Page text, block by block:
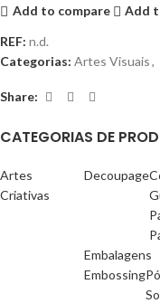
Add to compare
Add
REF: n.d.
Categorias: Artes Visuais,
Share:
CATEGORIAS DE
Artes
Criativas
Decoupage
Embalagens
Embossing